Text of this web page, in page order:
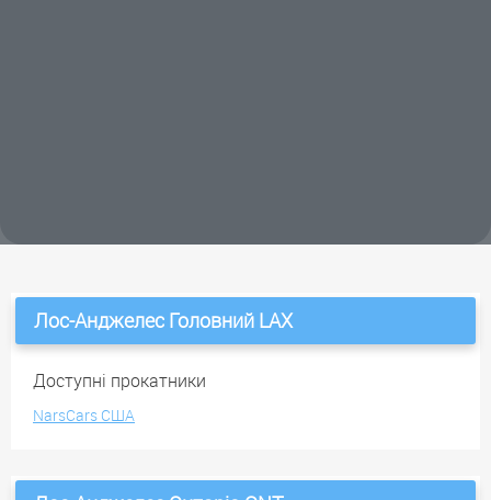
Лос-Анджелес Головний LAX
Доступні прокатники
NarsCars США